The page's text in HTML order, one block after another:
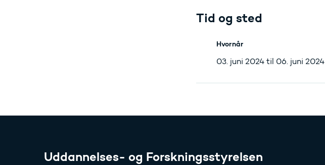
Tid og sted
Hvornår
03. juni 2024 til 06. juni 2024
Uddannelses- og Forskningsstyrelsen